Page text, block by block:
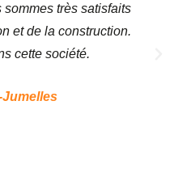
très satisfaits
et de la construction.
cette société.
Jumelles